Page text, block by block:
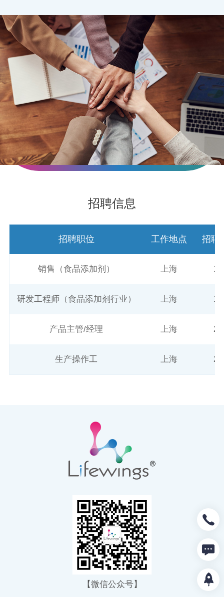
招聘信息
招聘职位 工作地点 招聘
销售（食品添加剂） 上海 1
研发工程师（食品添加剂行业） 上海 1
产品主管/经理 上海 2
生产操作工 上海 2
【微信公众号】